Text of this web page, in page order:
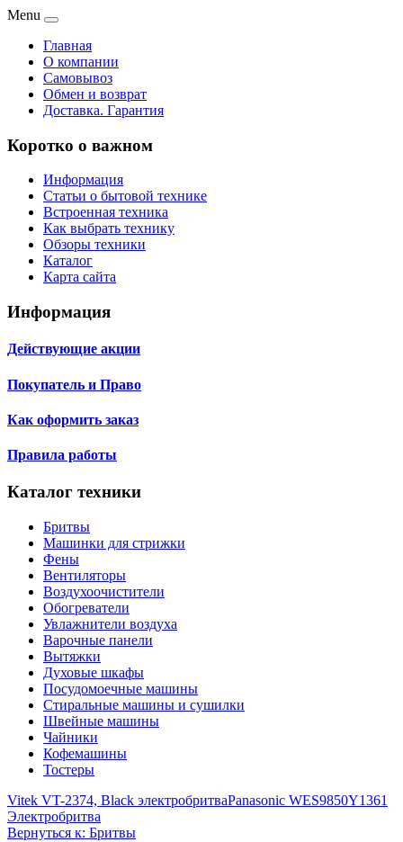
Menu
Главная
О компании
Самовывоз
Обмен и возврат
Доставка. Гарантия
Коротко о важном
Информация
Статьи о бытовой технике
Встроенная техника
Как выбрать технику
Обзоры техники
Каталог
Карта сайта
Информация
Действующие акции
Покупатель и Право
Как оформить заказ
Правила работы
Каталог техники
Бритвы
Машинки для стрижки
Фены
Вентиляторы
Воздухоочистители
Обогреватели
Увлажнители воздуха
Варочные панели
Вытяжки
Духовые шкафы
Посудомоечные машины
Стиральные машины и сушилки
Швейные машины
Чайники
Кофемашины
Тостеры
Vitek VT-2374, Black электробритваPanasonic WES9850Y1361
Электробритва
Вернуться к: Бритвы